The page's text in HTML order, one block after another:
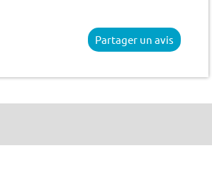
Partager un avis